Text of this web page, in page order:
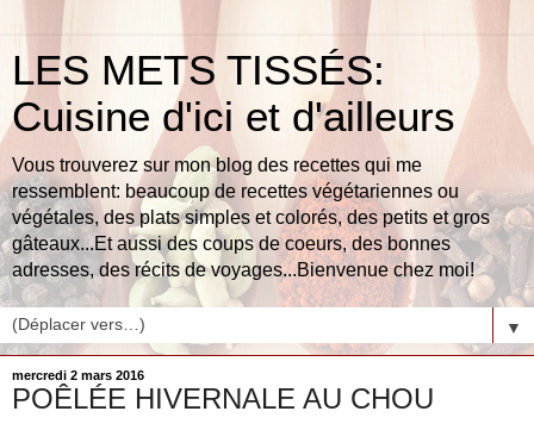
LES METS TISSÉS:
Cuisine d'ici et d'ailleurs
Vous trouverez sur mon blog des recettes qui me
ressemblent: beaucoup de recettes végétariennes ou
végétales, des plats simples et colorés, des petits et gros
gâteaux...Et aussi des coups de coeurs, des bonnes
adresses, des récits de voyages...Bienvenue chez moi!
▼
mercredi 2 mars 2016
POÊLÉE HIVERNALE AU CHOU